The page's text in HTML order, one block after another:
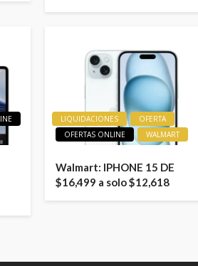
LIQUIDACIONES
OFERTA
OFERTAS ONLINE
WALMART
Walmart: IPHONE 15 DE
$16,499 a solo $12,618